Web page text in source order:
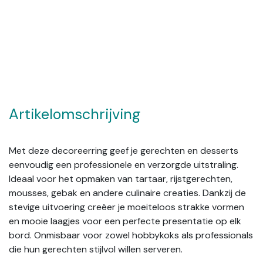
Artikelomschrijving
Met deze decoreerring geef je gerechten en desserts
eenvoudig een professionele en verzorgde uitstraling.
Ideaal voor het opmaken van tartaar, rijstgerechten,
mousses, gebak en andere culinaire creaties. Dankzij de
stevige uitvoering creëer je moeiteloos strakke vormen
en mooie laagjes voor een perfecte presentatie op elk
bord. Onmisbaar voor zowel hobbykoks als professionals
die hun gerechten stijlvol willen serveren.